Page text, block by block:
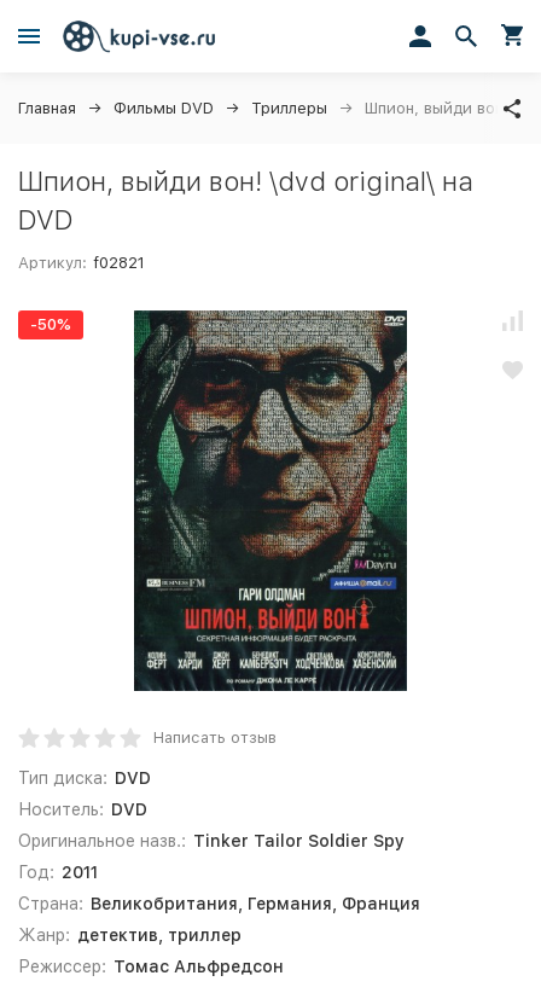
Главная Фильмы DVD Триллеры Шпион, выйди вон!
Шпион, выйди вон! \dvd original\ на
DVD
Артикул: f02821
-50%
Написать отзыв
Тип диска: DVD
Носитель: DVD
Оригинальное назв.: Tinker Tailor Soldier Spy
Год: 2011
Страна: Великобритания, Германия, Франция
Жанр: детектив, триллер
Режиссер: Томас Альфредсон